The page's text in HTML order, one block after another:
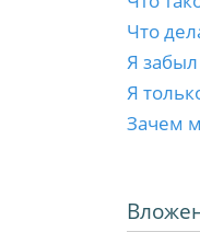
Что
Я
Я
Зачем